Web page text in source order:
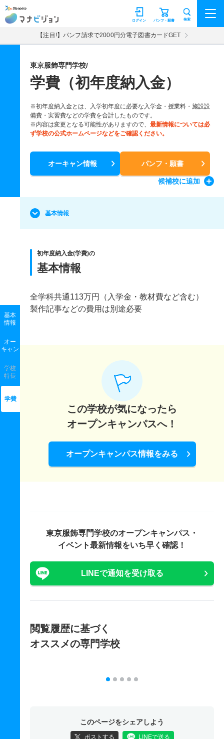
マナビジョン パンフ・願書
ログイン 検索
【注目!】パンフ請求で2000円分電子図書カードGET
東京服飾専門学校/
学費（初年度納入金）
※初年度納入金とは、入学初年度に必要な入学金・授業料・施設設
備費・実習費などの学費を合計したものです。
※内容は変更となる可能性がありますので、 最新情報については必
ず学校の公式ホームページなどをご確認ください。
オーキャン情報 パンフ・願書
候補校に追加
基本
情報
オー
キャン
学校
特長
学費
基本情報
初年度納入金(学費)の
基本情報
全学科共通113万円（入学金・教材費など含む）
製作記事などの費用は別途必要
この学校が気になったら
オープンキャンパスへ！
オープンキャンパス情報をみる
東京服飾専門学校のオープンキャンパス・
イベント最新情報をいち早く確認！
LINEで通知を受け取る
閲覧履歴に基づく
オススメの専門学校
このページをシェアしよう
ポストする LINEで送る